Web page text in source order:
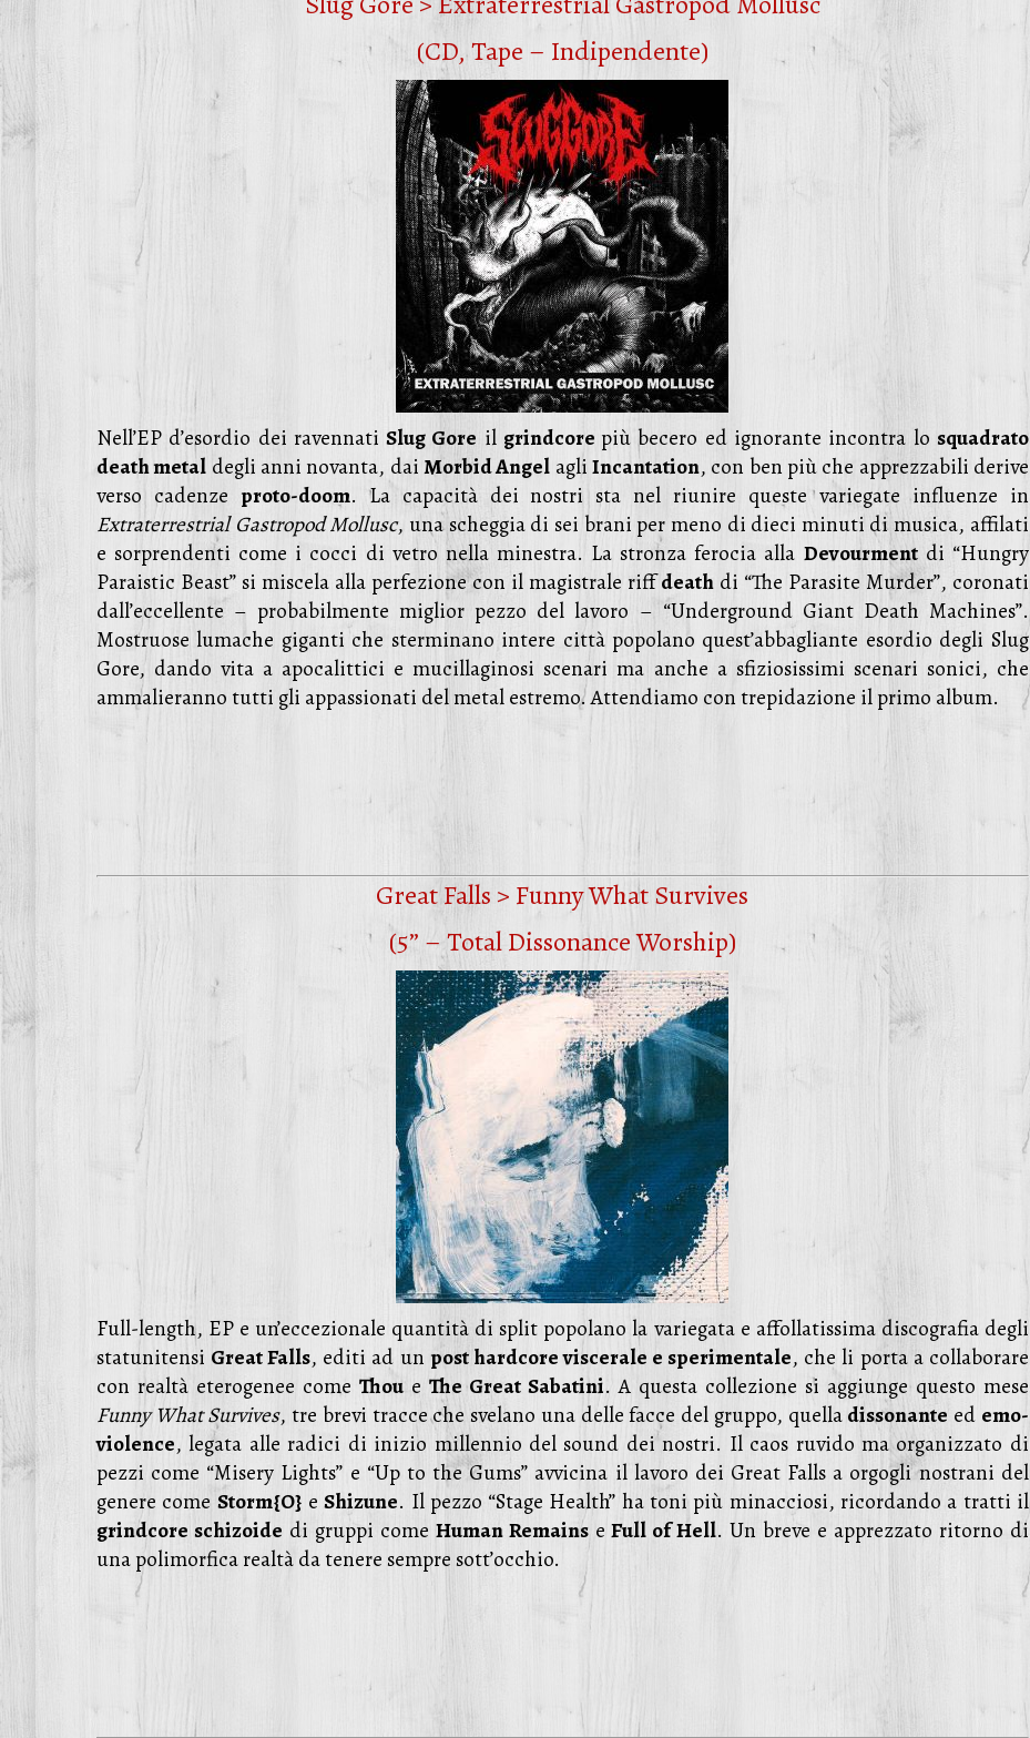
(CD, Tape – Indipendente)
Nell’EP d’esordio dei ravennatiSlug Gore il grindcorepiù becero ed ignorante incontra lo squadrato
death metal degli anni novanta, daiMorbid Angel agliIncantation, con ben più che apprezzabili derive
verso cadenze proto-doom. La capacità dei nostri sta nel riunire queste variegate influenze in
Extraterrestrial Gastropod Mollusc, una scheggia di sei brani per meno di dieci minuti di musica, affilati
e sorprendenti come i cocci di vetro nella minestra. La stronza ferocia alla Devourmentdi “Hungry
Paraistic Beast” si miscela alla perfezione con il magistrale riffdeathdi “The Parasite Murder”, coronati
dall’eccellente – probabilmente miglior pezzo del lavoro – “Underground Giant Death Machines”.
Mostruose lumache giganti che sterminano intere città popolano quest’abbagliante esordio degli Slug
Gore, dando vita a apocalittici e mucillaginosi scenari ma anche a sfiziosissimi scenari sonici, che
ammalieranno tutti gli appassionati del metal estremo. Attendiamo con trepidazione il primo album.
Great Falls > Funny What Survives
(5” – Total Dissonance Worship)
Full-length, EP e un’eccezionale quantità di split popolano la variegata e affollatissima discografia degli
statunitensi Great Falls, editi ad un post hardcore viscerale e sperimentale, che li porta a collaborare
con realtà eterogenee come Thoue The Great Sabatini. A questa collezione si aggiunge questo mese
Funny What Survives, tre brevi tracce che svelano una delle facce del gruppo, quelladissonante ed emo-
violence, legata alle radici di inizio millennio del sound dei nostri. Il caos ruvido ma organizzato di
pezzi come “Misery Lights” e “Up to the Gums” avvicina il lavoro dei Great Falls a orgogli nostrani del
genere come Storm{O} eShizune. Il pezzo “Stage Health” ha toni più minacciosi, ricordando a tratti il
grindcore schizoide di gruppi come Human RemainseFull of Hell. Un breve e apprezzato ritorno di
una polimorfica realtà da tenere sempre sott’occhio.